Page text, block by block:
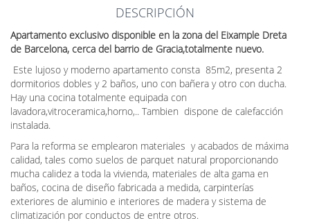
DESCRIPCIÓN
Apartamento exclusivo disponible en la zona del Eixample Dreta
de Barcelona, cerca del barrio de Gracia,totalmente nuevo.
Este lujoso y moderno apartamento consta 85m2, presenta 2
dormitorios dobles y 2 baños, uno con bañera y otro con ducha.
Hay una cocina totalmente equipada con
lavadora,vitroceramica,horno,.. Tambien dispone de calefacción
instalada.
Para la reforma se emplearon materiales y acabados de máxima
calidad, tales como suelos de parquet natural proporcionando
mucha calidez a toda la vivienda, materiales de alta gama en
baños, cocina de diseño fabricada a medida, carpinterías
exteriores de aluminio e interiores de madera y sistema de
climatización por conductos de entre otros.